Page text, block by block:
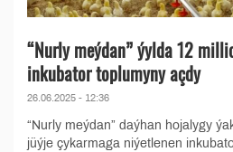
“Nurly meýdan” ýylda 12
inkubator toplumyny açdy
26.06.2025 - 12:36
“Nurly meýdan” daýhan hojalygy
jüýje çykarmaga niýetlenen